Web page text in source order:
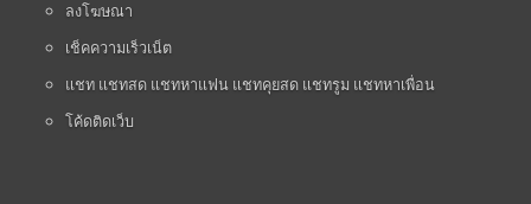
ลงโฆษณา
เช็คความเร็วเน็ต
แชท แชทสด แชทหาแฟน แชทคุยสด แชทรูม แชทหาเพื่อน
โค้ดติดเว็บ